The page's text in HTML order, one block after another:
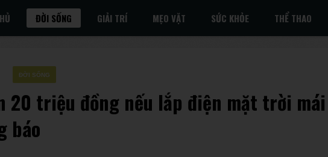
ĐỜI SỐNG GIẢI TRÍ MẸO VẶT SỨC KHỎE THỂ THAO
ĐỜI SỐNG
20 triệu đồng nếu lắp điện mặt trời mái
báo